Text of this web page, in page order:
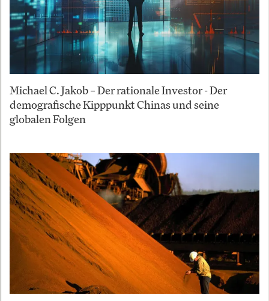
Michael C. Jakob – Der rationale Investor - Der
demografische Kipppunkt Chinas und seine
globalen Folgen